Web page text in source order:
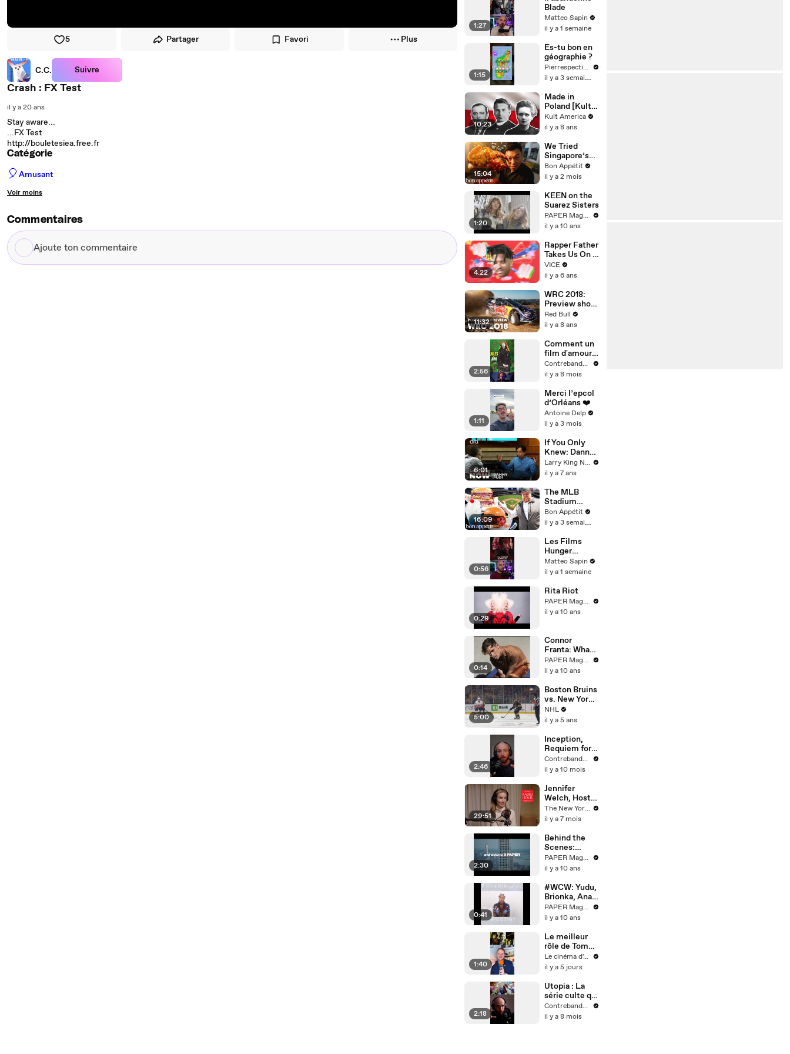
5 Partager Favori Plus
C.C. Suivre
Crash : FX Test
il y a 20 ans
Stay aware...
...FX Test
http://bouletesiea.free.fr
Catégorie
🎈Amusant
Voir moins
Commentaires
Ajoute
ton
To Gillette
Stadium
1:27
Blade
Matteo Sapin
il y a 1 semaine
1:15
Es-tu bon en
géographie ?
Pierrespectives
il y a 3 semaines
10:23
Made in
Poland [Kult
America]
Kult America
il y a 8 ans
15:04
We Tried
Singapore’s
Legendary
Chili Crab
Bon Appétit
il y a 2 mois
1:20
KEEN on the
Suarez Sisters
PAPER Magazine
il y a 10 ans
4:22
Rapper Father
Takes Us On a
Psychedelic
Trip to Taco
VICE
il y a 6 ans
11:32
WRC 2018:
Preview show
of Rally
Portugal.
Red Bull
il y a 8 ans
2:56
Comment un
film d'amour
français des
années 60 a
langage des
films de
gangsters
modernes
(Jules et Jim)
Contrebande Films
il y a 8 mois
1:11
Merci l’epcol
d’Orléans ❤️
Antoine Delp
il y a 3 mois
6:01
If You Only
Knew: Danny
Pudi
Larry King Now on Ora.TV
il y a 7 ans
16:09
The MLB
Stadium
Making the
Best Food in
Bon Appétit
il y a 3 semaines
0:56
Les Films
Hunger
Games
reviennent au
Matteo Sapin
il y a 1 semaine
0:29
Rita Riot
PAPER Magazine
il y a 10 ans
0:14
Connor
Franta: What
makes
someone
PAPER Magazine
il y a 10 ans
5:00
Boston Bruins
vs. New York
Islanders -
Game
NHL
il y a 5 ans
2:46
Inception,
Requiem for a
dream, Mr
Robot… tous
inspirations à
un homme
visionnaire.
Contrebande Films
il y a 10 mois
29:51
Jennifer
Welch, Host
of the
Podcast “I’ve
“Dark Woke” |
The New
Yorker
Interview
The New Yorker
il y a 7 mois
2:30
Behind the
Scenes:
PAPER ×
Android Wear
PAPER Magazine
il y a 10 ans
0:41
#WCW: Yudu,
Brionka, Ana
and Anna PAPER Magazine
il y a 10 ans
1:40
Le meilleur
rôle de Tom
Holland
Le cinéma d'Amaury
il y a 5 jours
2:18
Utopia : La
série culte qui
prédit l'avenir
et hante les
Contrebande Films
il y a 8 mois